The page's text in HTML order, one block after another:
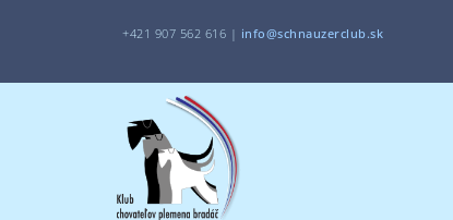
+421 907 562 616 | info@schnauzerclub.sk